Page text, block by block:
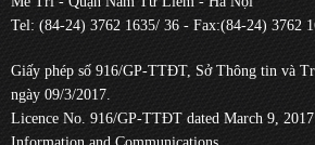
Tel: (84-24) 3762 1635/ 36 - Fax:(84-24) 3762
Giấy phép số 916/GP-TTĐT, Sở Thông tin và
ngày 09/3/2017.
Licence No. 916/GP-TTĐT dated March 9,